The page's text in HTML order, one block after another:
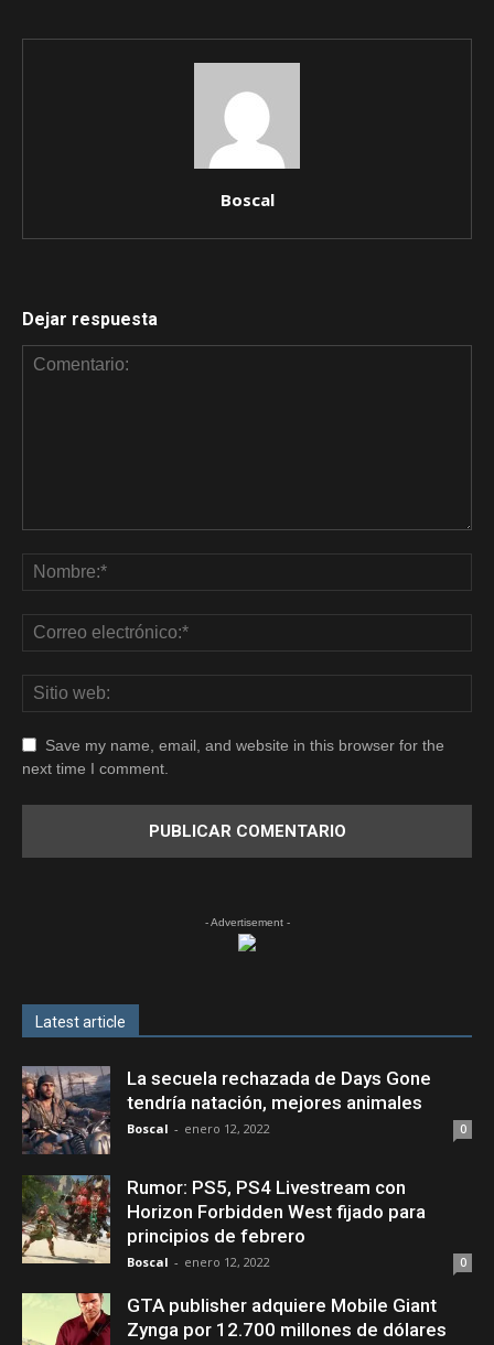
Boscal
Dejar respuesta
Save my name, email, and website in this browser for the
next time I comment.
- Advertisement -
Latest article
La secuela rechazada de Days Gone
tendría natación, mejores animales
Boscal - enero 12, 2022 0
Rumor: PS5, PS4 Livestream con
Horizon Forbidden West fijado para
principios de febrero
Boscal - enero 12, 2022 0
GTA publisher adquiere Mobile Giant
Zynga por 12.700 millones de dólares